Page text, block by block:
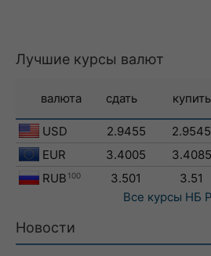
Лучшие курсы валют
валюта сдать купить
USD 2.9455 2.9545
EUR
3.4005 3.4085
RUB 100 3.501 3.51
Все курсы НБ
Новости